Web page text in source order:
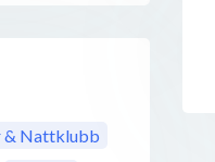
& Nattklubb